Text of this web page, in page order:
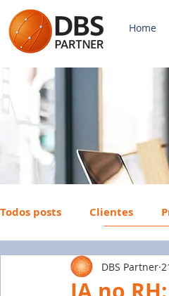
Home
Todos posts Clientes
FGTS
DBS Partner